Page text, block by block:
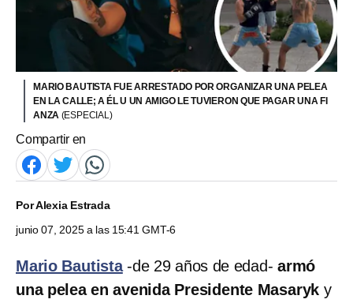
MARIO BAUTISTA FUE ARRESTADO POR ORGANIZAR UNA PELEA
EN LA CALLE; A ÉL U UN AMIGO LE TUVIERON QUE PAGAR UNA FI
ANZA (ESPECIAL)
Compartir en
PorAlexia Estrada
junio 07, 2025 a las 15:41 GMT-6
Mario Bautista-de 29 años de edad-armó
una pelea en avenida Presidente Masaryk y